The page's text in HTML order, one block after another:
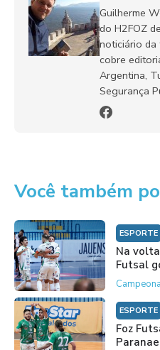
Guilherme
do H2FOZ
noticiário da
cobre
Argentina,
Segurança
Você também
ESPORTE
Na
Futsal
ESPORTE
Foz